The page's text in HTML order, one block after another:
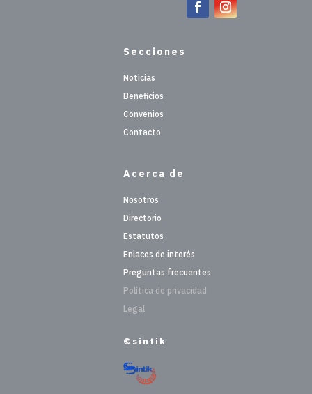
Secciones
Noticias
Beneficios
Convenios
Contacto
Acerca de
Nosotros
Directorio
Estatutos
Enlaces de interés
Preguntas frecuentes
Política de privacidad
Legal
©sintik